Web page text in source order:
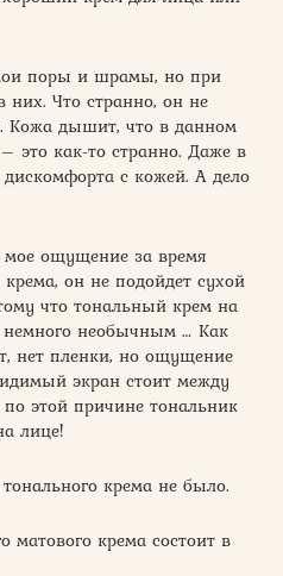
поры и шрамы, но при
них. Что странно, он не
Кожа дышит, что в данном
это как-то странно. Даже в
с кожей. А дело
мое ощущение за время
он не подойдет сухой
что тональный крем на
немного необычным … Как
нет пленки, но ощущение
экран стоит между
этой причине тональник
лице!
крема не было.
матового крема состоит в